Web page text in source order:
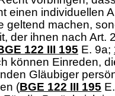
einen individuellen
geltend machen,
der ihnen nach Art.
122 III 195 E. 9a;
können Einreden,
Gläubiger
(BGE 122 III 195